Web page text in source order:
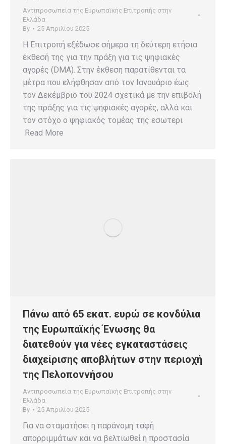
Αντιπροσωπεία της Ευρωπαϊκής Επιτροπής στην
Ελλάδα
By
25 Απριλίου 2025
Η Επιτροπή εξέδωσε σήμερα τη δεύτερη ετήσια
έκθεσή της για την πράξη για τις ψηφιακές
αγορές (DMA). Στην έκθεση παρατίθενται τα
μέτρα που ελήφθησαν από τον Ιανουάριο έως
τον Δεκέμβριο του 2024 σχετικά με την επιβολή
της πράξης για τις ψηφιακές αγορές, αλλά και
τον στόχο ο ψηφιακός τομέας της εσωτερι
Read More
Πάνω από 65 εκατ. ευρώ σε κονδύλια
της Ευρωπαϊκής Ένωσης θα
διατεθούν για νέες εγκαταστάσεις
διαχείρισης αποβλήτων στην περιοχή
της Πελοποννήσου
Αντιπροσωπεία της Ευρωπαϊκής Επιτροπής στην
Ελλάδα
By
25 Απριλίου 2025
Για να σταματήσει η παράνομη ταφή
απορριμμάτων και να βελτιωθεί η προστασία